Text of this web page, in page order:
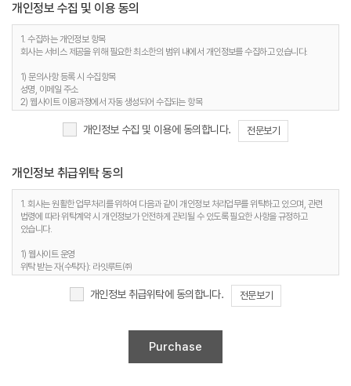
개인정보 수집 및 이용 동의
1. 수집하는 개인정보 항목
회사는 서비스 제공을 위해 필요한 최소한의 범위 내에서 개인정보를 수집하고 있습니다.
1) 문의사항 등록 시 수집항목
성명, 이메일 주소
2) 웹사이트 이용과정에서 자동 생성되어 수집되는 항목
2. 개인정보 수집 목적
1) 문의사항 등록 시 수집항목
사용자 식별, 사용자 문의 대응, 제안·불만·AS처리 등의 민원처리, 공지사항 전달
2) 웹사이트 이용과정에서 자동 생성되어 수집되는 항목
접속빈도 파악 및 서비스 이용 통계 수집 등 사용자 서비스 이용 분석을 통한 안정적 서비스 운영
및 품질 향상
3. 개인정보 보유기간
정보주체 개인정보는 원칙적으로 개인정보의 수집 및 이용목적이 달성되면 지체 없이
파기합니다. 단, 다음의 정보에 대해서는 아래의 이유로 명시한 기간 동안 보존합니다.
1) 문의사항 등록 시 수집항목
보유 이유 : 사용자 식별, 사용자 문의 대응, 민원처리, 공지사항 전달
2) 웹사이트 이용과정에서 자동 생성되어 수집되는 항목
보유 이유 : 접속빈도 파악 및 서비스 이용 통계 수집
개인정보 수집 및 이용에 동의합니다. 전문보기
개인정보 취급위탁 동의
1. 회사는 원활한 업무처리를 위하여 다음과 같이 개인정보 처리업무를 위탁하고 있으며, 관련
법령에 따라 위탁계약 시 개인정보가 안전하게 관리될 수 있도록 필요한 사항을 규정하고
있습니다.
1) 웹사이트 운영
위탁 받는 자(수탁자): 라잇루트㈜
개인정보 보유 및 이용기간 : 명시된 보유기간 및 이유 종료 시까지
정보주체는 위와 같은 개인정보의 취급위탁을 거부할 수 있습니다. 다만 이러한 개인정보의
취급위탁에 동의하지 않을 경우에는 회원가입 및 진행업무와 관련한 정상적인 서비스 제공이
개인정보 취급위탁에 동의합니다. 전문보기